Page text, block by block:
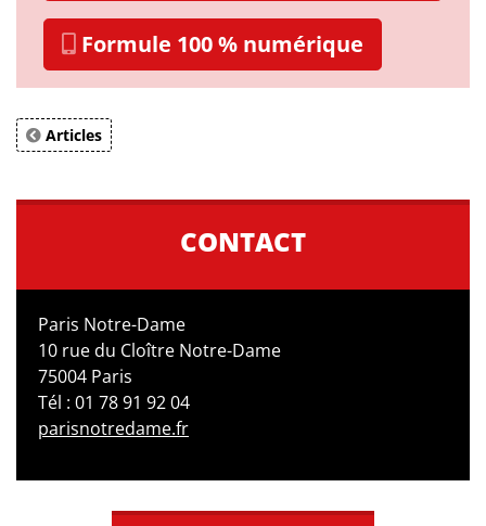
Formule 100 % numérique
Articles
CONTACT
Paris Notre-Dame
10 rue du Cloître Notre-Dame
75004 Paris
Tél : 01 78 91 92 04
parisnotredame.fr